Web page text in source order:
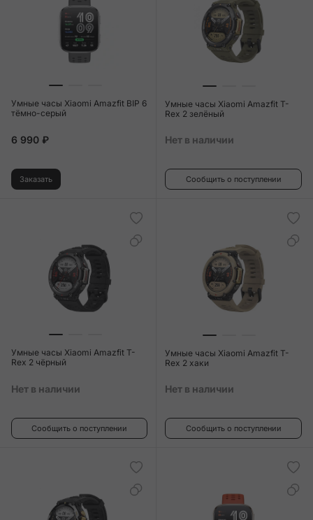
Умные часы Xiaomi Amazfit BIP 6
тёмно-серый
6 990 ₽
Заказать
Умные часы Xiaomi Amazfit T-
Rex 2 зелёный
Нет в наличии
Сообщить о поступлении
Умные часы Xiaomi Amazfit T-
Rex 2 чёрный
Нет в наличии
Сообщить о поступлении
Умные часы Xiaomi Amazfit T-
Rex 2 хаки
Нет в наличии
Сообщить о поступлении